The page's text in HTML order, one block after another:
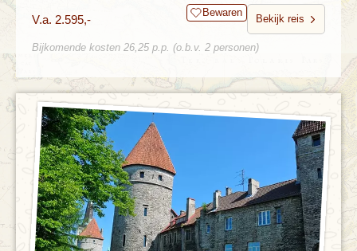
V.a. 2.595,- Bewaren
Bekijk reis
Bijkomende kosten 26,25 p.p. (o.b.v. 2 personen)